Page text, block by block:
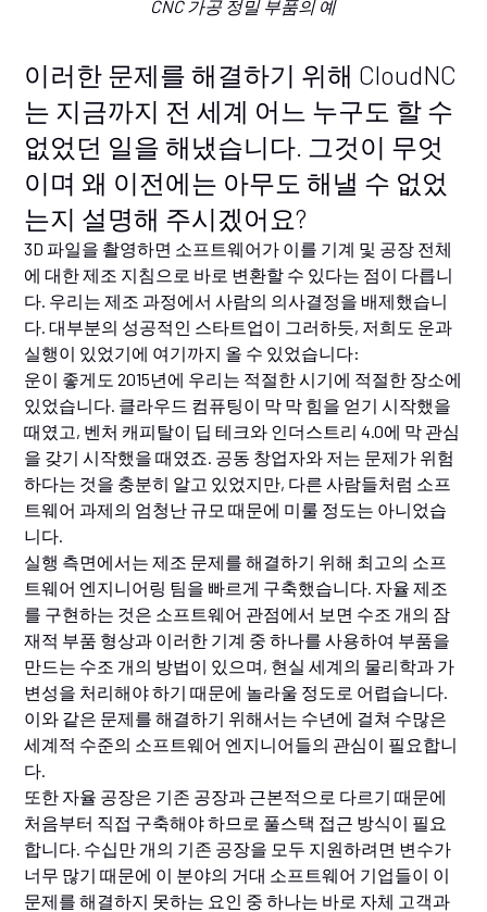
CNC 가공 정밀 부품의 예
이러한 문제를 해결하기 위해 CloudNC
는 지금까지 전 세계 어느 누구도 할 수
없었던 일을 해냈습니다. 그것이 무엇
이며 왜 이전에는 아무도 해낼 수 없었
는지 설명해 주시겠어요?
3D 파일을 촬영하면 소프트웨어가 이를 기계 및 공장 전체
에 대한 제조 지침으로 바로 변환할 수 있다는 점이 다릅니
다. 우리는 제조 과정에서 사람의 의사결정을 배제했습니
다. 대부분의 성공적인 스타트업이 그러하듯, 저희도 운과
실행이 있었기에 여기까지 올 수 있었습니다:
운이 좋게도 2015년에 우리는 적절한 시기에 적절한 장소에
있었습니다. 클라우드 컴퓨팅이 막 막 힘을 얻기 시작했을
때였고, 벤처 캐피탈이 딥 테크와 인더스트리 4.0에 막 관심
을 갖기 시작했을 때였죠. 공동 창업자와 저는 문제가 위험
하다는 것을 충분히 알고 있었지만, 다른 사람들처럼 소프
트웨어 과제의 엄청난 규모 때문에 미룰 정도는 아니었습
니다.
실행 측면에서는 제조 문제를 해결하기 위해 최고의 소프
트웨어 엔지니어링 팀을 빠르게 구축했습니다. 자율 제조
를 구현하는 것은 소프트웨어 관점에서 보면 수조 개의 잠
재적 부품 형상과 이러한 기계 중 하나를 사용하여 부품을
만드는 수조 개의 방법이 있으며, 현실 세계의 물리학과 가
변성을 처리해야 하기 때문에 놀라울 정도로 어렵습니다.
이와 같은 문제를 해결하기 위해서는 수년에 걸쳐 수많은
세계적 수준의 소프트웨어 엔지니어들의 관심이 필요합니
다.
또한 자율 공장은 기존 공장과 근본적으로 다르기 때문에
처음부터 직접 구축해야 하므로 풀스택 접근 방식이 필요
합니다. 수십만 개의 기존 공장을 모두 지원하려면 변수가
너무 많기 때문에 이 분야의 거대 소프트웨어 기업들이 이
문제를 해결하지 못하는 요인 중 하나는 바로 자체 고객과